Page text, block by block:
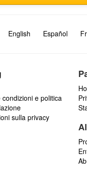
English Español
condizioni e politica
sulla privacy